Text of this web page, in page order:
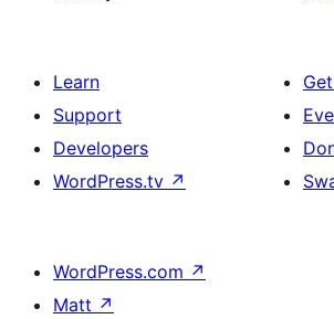
Learn
Support
Developers
WordPress.tv ↗
WordPress.com ↗
Matt ↗